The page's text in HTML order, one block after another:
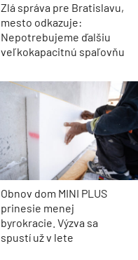
Zlá správa pre Bratislavu,
mesto odkazuje:
Nepotrebujeme ďalšiu
veľkokapacitnú spaľovňu
Obnov dom MINI PLUS
prinesie menej
byrokracie. Výzva sa
spustí už v lete